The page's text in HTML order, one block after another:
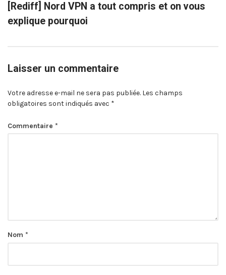
[Rediff] Nord VPN a tout compris et on vous
explique pourquoi
Laisser un commentaire
Votre adresse e-mail ne sera pas publiée. Les champs
obligatoires sont indiqués avec *
Commentaire *
Nom *